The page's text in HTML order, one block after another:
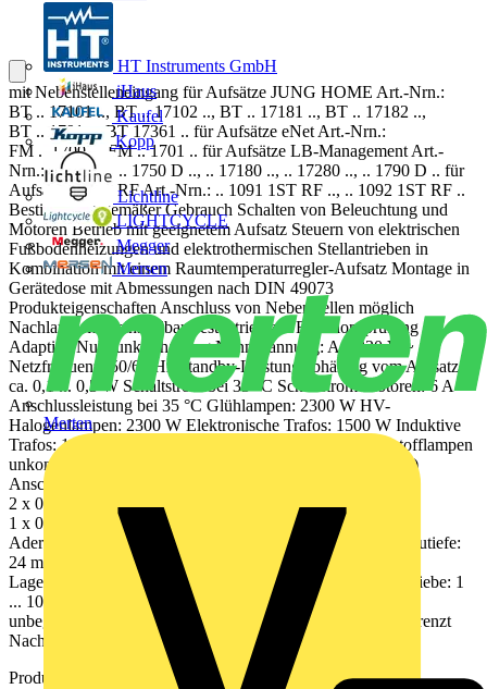
HT Instruments GmbH
iHaus
Kaufel
Kopp
Lichtline
LIGHTCYCLE
Megger
Mersen
Merten
mit Nebenstelleneingang für Aufsätze JUNG HOME Art.-Nrn.:
BT .. 17101 .., BT .. 17102 .., BT .. 17181 .., BT .. 17182 ..,
BT .. 1791 .., BT 17361 .. für Aufsätze eNet Art.-Nrn.:
FM .. 1700 .., FM .. 1701 .. für Aufsätze LB-Management Art.-
Nrn.: .. 1700 .., .. 1750 D .., .. 17180 .., .. 17280 .., .. 1790 D .. für
Aufsätze KNX RF Art.-Nrn.: .. 1091 1ST RF .., .. 1092 1ST RF ..
Bestimmungsgemäßer Gebrauch Schalten von Beleuchtung und
Motoren Betrieb mit geeignetem Aufsatz Steuern von elektrischen
Fußbodenheizungen und elektrothermischen Stellantrieben in
Kombination mit einem Raumtemperaturregler-Aufsatz Montage in
Gerätedose mit Abmessungen nach DIN 49073
Produkteigenschaften Anschluss von Nebenstellen möglich
Nachlaufzeiten einstellbar Testbetrieb zur Funktionsprüfung
Adaptive Nullpunktschaltung Nennspannung: AC 230 V ~
Netzfrequenz: 50/60 Hz Standby-Leistung abhängig vom Aufsatz:
ca. 0,1 ... 0,5 W Schaltstrom bei 35 °C Schaltstrom Motoren: 6 A
Anschlussleistung bei 35 °C Glühlampen: 2300 W HV-
Halogenlampen: 2300 W Elektronische Trafos: 1500 W Induktive
Trafos: 1000 VA HV-LED-Lampen: typ. 400 W Leuchtstofflampen
unkompensiert: 1200 VA Kapazitive Last: 920 VA (115 µF)
Anschluss Schraubklemmen eindrähtig: 1 x 0,5 ... 4,0 mm2
2 x 0,5 ... 2,5 mm2 feindrähtig ohne Aderendhülse:
1 x 0,5 ... 4,0 mm2 2 x 0,5 ... 2,5 mm2 feindrähtig mit
Aderendhülse: 1 x 0,5 ... 4,0 mm22 x 0,5 ... 1,5 mm2 Einbautiefe:
24 mm Umgebungstemperatur: −25 ... +45 °C
Lager-/Transporttemperatur: −20 ... +70 °C Anzahl Stellantriebe: 1
... 10 Anzahl Nebenstellen Nebenstelle 2-Draht 1720 NE:
unbegrenzt Nebenstelle 3-Draht 1723 NE: 10 Taster: unbegrenzt
Nachlaufzeit: ohne, 1 min, 5 min, 30 min, 60 min
Produktkennzeichen